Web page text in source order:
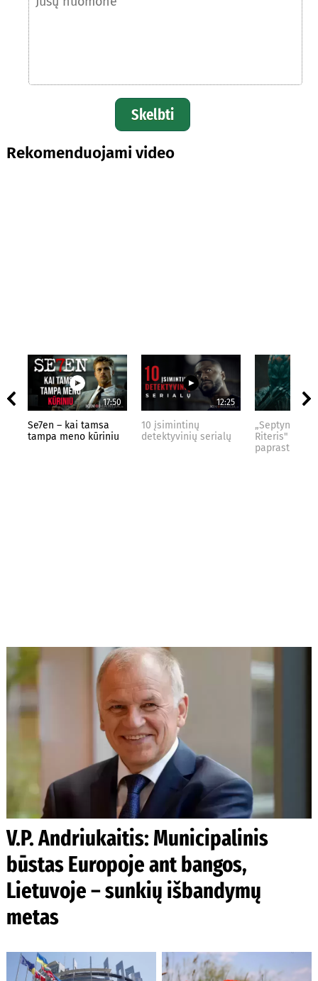
Skelbti
Rekomenduojami video
17:50
Se7en – kai tamsa
tampa meno kūriniu
12:25
10 įsimintinų
detektyvinių serialų
„Septynių
Riteris" – kai
paprastumas
V.P. Andriukaitis: Municipalinis
būstas Europoje ant bangos,
Lietuvoje – sunkių išbandymų
metas